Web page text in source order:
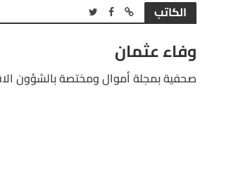
الكاتب
وفاء عثمان
صحفية بمجلة أموال ومختصة بالشؤون